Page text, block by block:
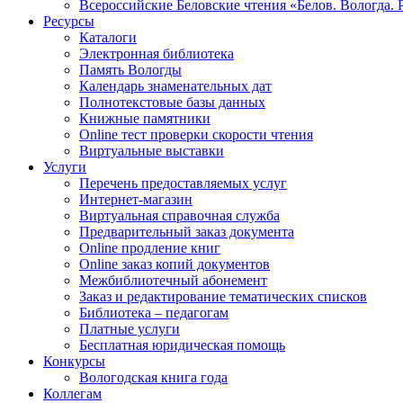
Всероссийские Беловские чтения «Белов. Вологда.
Ресурсы
Каталоги
Электронная библиотека
Память Вологды
Календарь знаменательных дат
Полнотекстовые базы данных
Книжные памятники
Online тест проверки скорости чтения
Виртуальные выставки
Услуги
Перечень предоставляемых услуг
Интернет-магазин
Виртуальная справочная служба
Предварительный заказ документа
Online продление книг
Online заказ копий документов
Межбиблиотечный абонемент
Заказ и редактирование тематических списков
Библиотека – педагогам
Платные услуги
Бесплатная юридическая помощь
Конкурсы
Вологодская книга года
Коллегам